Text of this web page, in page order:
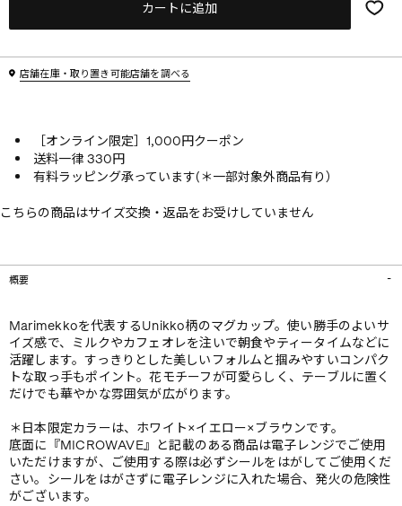
カートに追加
店舗在庫・取り置き可能店舗を調べる
［オンライン限定］1,000円クーポン
送料一律 330円
有料ラッピング承っています(＊一部対象外商品有り）
こちらの商品はサイズ交換・返品をお受けしていません
概要
Marimekkoを代表するUnikko柄のマグカップ。使い勝手のよいサ
イズ感で、ミルクやカフェオレを注いで朝食やティータイムなどに
活躍します。すっきりとした美しいフォルムと掴みやすいコンパク
トな取っ手もポイント。花モチーフが可愛らしく、テーブルに置く
だけでも華やかな雰囲気が広がります。
＊日本限定カラーは、ホワイト×イエロー×ブラウンです。
底面に『MICROWAVE』と記載のある商品は電子レンジでご使用
いただけますが、ご使用する際は必ずシールをはがしてご使用くだ
さい。シールをはがさずに電子レンジに入れた場合、発火の危険性
がございます。